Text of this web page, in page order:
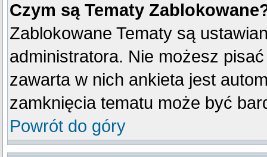
Czym są Tematy
Zablokowane Tematy są
administratora. Nie możesz
zawarta w nich ankieta jest
zamknięcia tematu może być
Powrót do góry